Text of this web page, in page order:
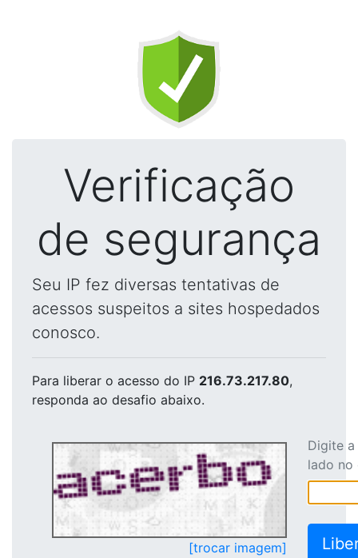
Verificação
de segurança
Seu IP fez diversas tentativas de
acessos suspeitos a sites hospedados
conosco.
Para liberar o acesso do IP 216.73.217.80,
responda ao desafio abaixo.
[trocar imagem]
Digite
lado no